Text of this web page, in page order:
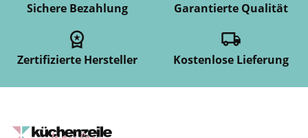
Sichere Bezahlung Garantierte Qualität
Zertifizierte Hersteller Kostenlose Lieferung